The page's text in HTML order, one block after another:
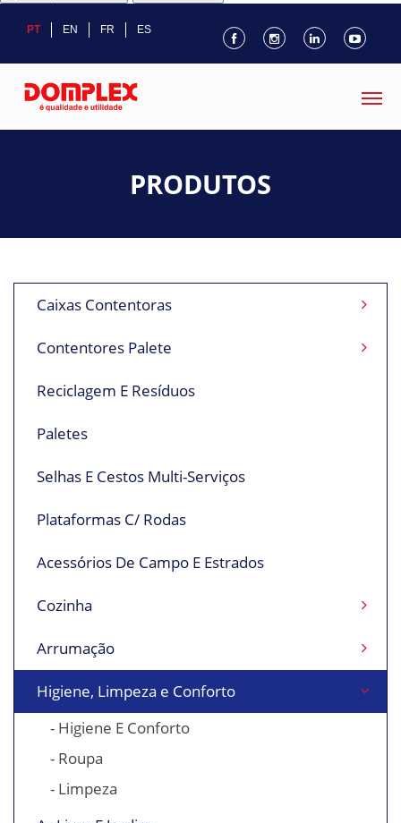
PT EN FR ES
PRODUTOS
Caixas Contentoras
Contentores Palete
Reciclagem E Resíduos
Paletes
Selhas E Cestos Multi-Serviços
Plataformas C/ Rodas
Acessórios De Campo E Estrados
Cozinha
Arrumação
Higiene, Limpeza e Conforto
- Higiene E Conforto
- Roupa
- Limpeza